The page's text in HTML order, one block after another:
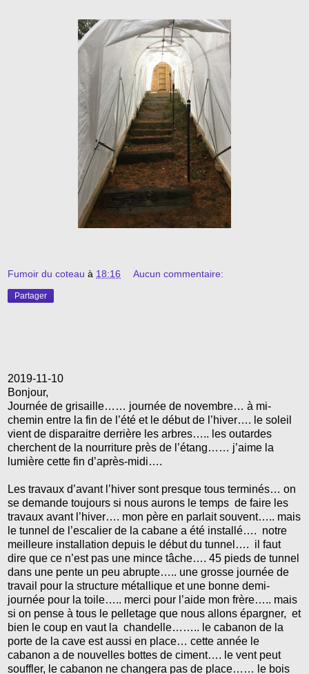
Fumoir du coteau à 18:16 Aucun commentaire:
Partager
2019-11-10
Bonjour,
Journée de grisaille…… journée de novembre… à mi-
chemin entre la fin de l’été et le début de l’hiver…. le soleil
vient de disparaitre derrière les arbres….. les outardes
cherchent de la nourriture près de l’étang…… j’aime la
lumière cette fin d’après-midi….
Les travaux d’avant l’hiver sont presque tous terminés… on
se demande toujours si nous aurons le temps de faire les
travaux avant l’hiver…. mon père en parlait souvent….. mais
le tunnel de l’escalier de la cabane a été installé…. notre
meilleure installation depuis le début du tunnel…. il faut
dire que ce n’est pas une mince tâche…. 45 pieds de tunnel
dans une pente un peu abrupte….. une grosse journée de
travail pour la structure métallique et une bonne demi-
journée pour la toile….. merci pour l’aide mon frère….. mais
si on pense à tous le pelletage que nous allons épargner, et
bien le coup en vaut la chandelle…….. le cabanon de la
porte de la cave est aussi en place… cette année le
cabanon a de nouvelles bottes de ciment…. le vent peut
souffler, le cabanon ne changera pas de place…… le bois